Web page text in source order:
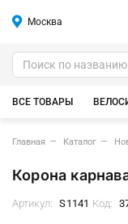
Москва
ВСЕ ТОВАРЫ
Главная Каталог
Корона
Артикул: S1141 Код: